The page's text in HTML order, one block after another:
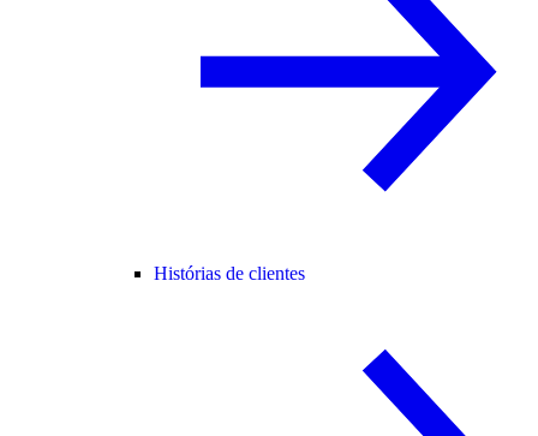
Histórias de clientes